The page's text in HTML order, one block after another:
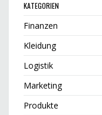
KATEGORIEN
Finanzen
Kleidung
Logistik
Marketing
Produkte